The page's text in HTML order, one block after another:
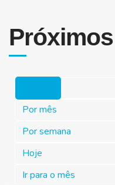
Por mês
Por semana
Hoje
Ir para o mês